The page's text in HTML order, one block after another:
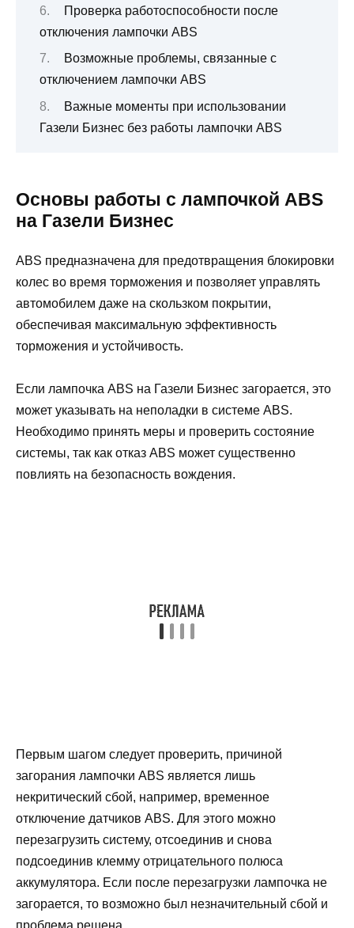
Проверка работоспособности после
отключения лампочки ABS
Возможные проблемы, связанные с
отключением лампочки ABS
Важные моменты при использовании
Газели Бизнес без работы лампочки ABS
Основы работы с лампочкой ABS
на Газели Бизнес
ABS предназначена для предотвращения блокировки
колес во время торможения и позволяет управлять
автомобилем даже на скользком покрытии,
обеспечивая максимальную эффективность
торможения и устойчивость.
Если лампочка ABS на Газели Бизнес загорается, это
может указывать на неполадки в системе ABS.
Необходимо принять меры и проверить состояние
системы, так как отказ ABS может существенно
повлиять на безопасность вождения.
Первым шагом следует проверить, причиной
загорания лампочки ABS является лишь
некритический сбой, например, временное
отключение датчиков ABS. Для этого можно
перезагрузить систему, отсоединив и снова
подсоединив клемму отрицательного полюса
аккумулятора. Если после перезагрузки лампочка не
загорается, то возможно был незначительный сбой и